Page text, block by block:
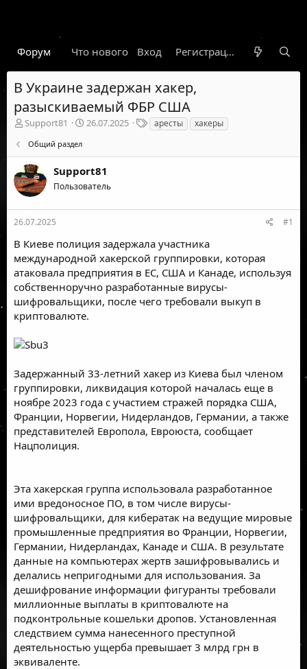
Форум Что нового Гарант Новости
Вход Регистрация
В Украине задержан хакер,
разыскиваемый ФБР США
А
о
р
т
е
м
ы
Support81
Д
а
н
а
а
26.07.2025
Т
е
и
аресты хакеры
Общий раздел
Support81
Пользователь
26.07.2025 #1
В Киеве полиция задержала участника
международной хакерской группировки, которая
атаковала предприятия в ЕС, США и Канаде, используя
собственноручно разработанные вирусы-
шифровальщики, после чего требовали выкуп в
криптовалюте.
Задержанный 33-летний хакер из Киева был членом
группировки, ликвидация которой началась еще в
ноябре 2023 года с участием стражей порядка США,
Франции, Норвегии, Нидерландов, Германии, а также
представителей Европола, Евроюста, сообщает
Нацполиция.
Эта хакерская группа использовала разработанное
ими вредоносное ПО, в том числе вирусы-
шифровальщики, для кибератак на ведущие мировые
промышленные предприятия во Франции, Норвегии,
Германии, Нидерландах, Канаде и США. В результате
данные на компьютерах жертв зашифровывались и
делались непригодными для использования. За
дешифрование информации фигуранты требовали
миллионные выплаты в криптовалюте на
подконтрольные кошельки дропов. Установленная
следствием сумма нанесенного преступной
деятельностью ущерба превышает 3 млрд грн в
эквиваленте.